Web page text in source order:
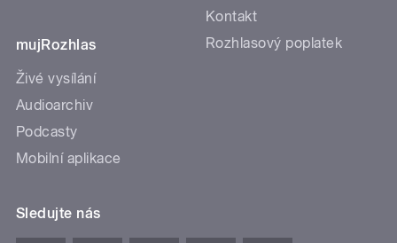
mujRozhlas
Živé vysílání
Audioarchiv
Podcasty
Mobilní aplikace
Kontakt
Rozhlasový poplatek
Sledujte nás